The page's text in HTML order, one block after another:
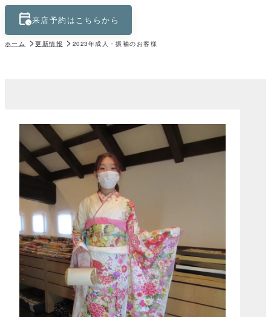
keyboard_control_key
calendar_clock来店予約はこちらから
ホーム 更新情報 2023年成人・振袖のお客様